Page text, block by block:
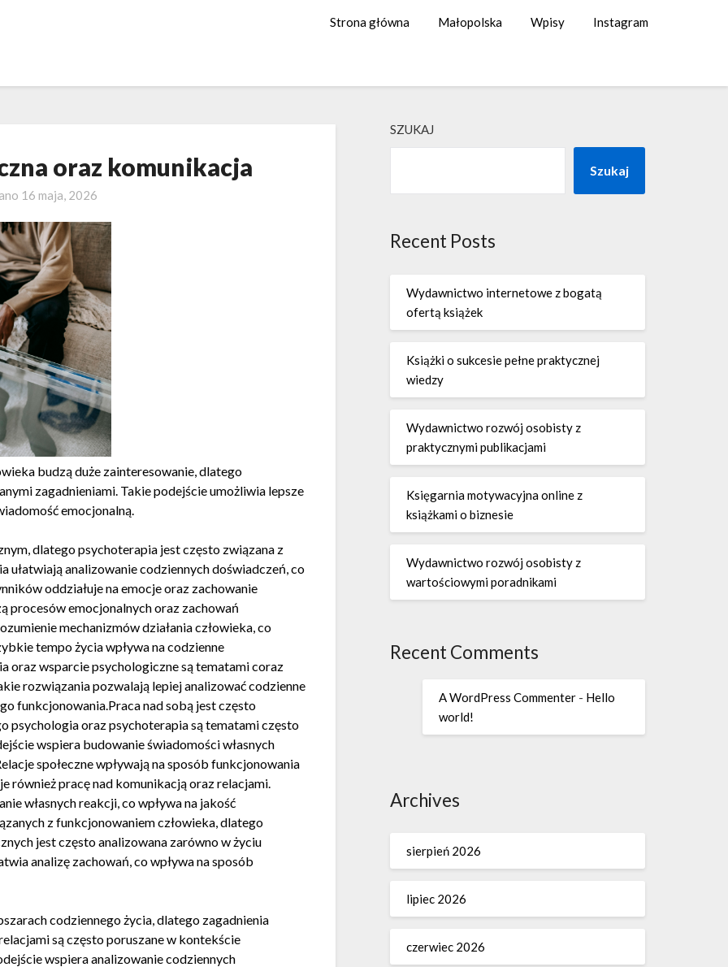
Strona główna Małopolska Wpisy Instagram
oraz komunikacja
16 maja, 2026
budzą duże zainteresowanie, dlatego
zagadnieniami. Takie podejście umożliwia lepsze
emocjonalną.
dlatego psychoterapia jest często związana z
ułatwiają analizowanie codziennych doświadczeń, co
oddziałuje na emocje oraz zachowanie
procesów emocjonalnych oraz zachowań
mechanizmów działania człowieka, co
tempo życia wpływa na codzienne
oraz wsparcie psychologiczne są tematami coraz
rozwiązania pozwalają lepiej analizować codzienne
funkcjonowania.Praca nad sobą jest często
psychologia oraz psychoterapia są tematami często
wspiera budowanie świadomości własnych
społeczne wpływają na sposób funkcjonowania
również pracę nad komunikacją oraz relacjami.
własnych reakcji, co wpływa na jakość
z funkcjonowaniem człowieka, dlatego
jest często analizowana zarówno w życiu
analizę zachowań, co wpływa na sposób
codziennego życia, dlatego zagadnienia
są często poruszane w kontekście
wspiera analizowanie codziennych
SZUKAJ
Szukaj
Recent Posts
Wydawnictwo internetowe z bogatą
ofertą książek
Książki o sukcesie pełne praktycznej
wiedzy
Wydawnictwo rozwój osobisty z
praktycznymi publikacjami
Księgarnia motywacyjna online z
książkami o biznesie
Wydawnictwo rozwój osobisty z
wartościowymi poradnikami
Recent Comments
A WordPress Commenter- Hello
world!
Archives
sierpień 2026
lipiec 2026
czerwiec 2026